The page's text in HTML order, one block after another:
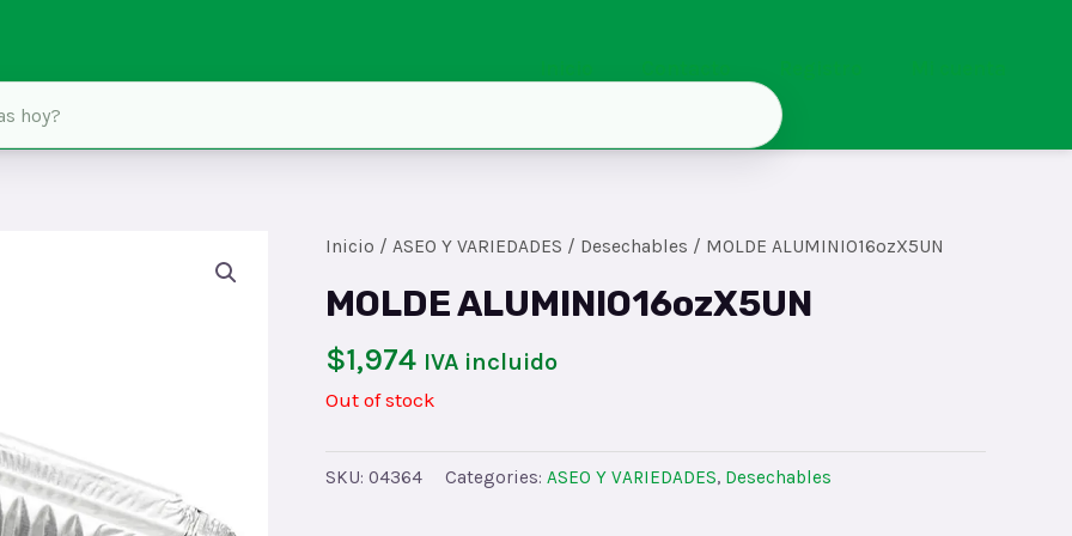
Inicio / ASEO Y VARIEDADES / Desechables / MOLDE ALUMINIO16ozX5UN
MOLDE ALUMINIO16ozX5UN
$1,974 IVA incluido
Out of stock
SKU: 04364 Categories: ASEO Y VARIEDADES, Desechables